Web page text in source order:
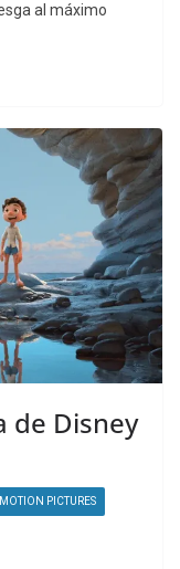
al máximo
de Disney
PICTURES